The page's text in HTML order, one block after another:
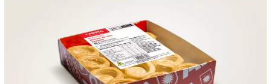
INVERNO SAC ACESSO PARA PARCEIROS